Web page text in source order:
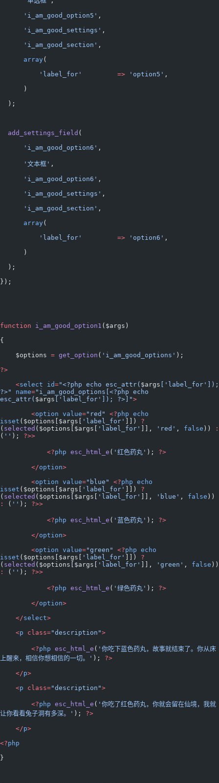
      'i_am_good_option5'
,
      'i_am_good_settings'
,
      'i_am_good_section'
,
      array
(
          'label_for'
         =>
'option5' ,
      )
  );
  add_settings_field
(
      'i_am_good_option6'
,
      '文本框'
,
      'i_am_good_option6'
,
      'i_am_good_settings'
,
      'i_am_good_section'
,
      array
(
          'label_for'
         =>
'option6' ,
      )
  );
});
function i_am_good_option1 ($args)
{
    $options
= get_option ( 'i_am_good_options' );
?>
    <
select id="<?php echo esc_attr( $args ['label_for']);
?>"
name="i_am_good_options[<?php echo
esc_attr( $args ['label_for']); ?>]">
        <
option value="red" <?php echo
isset ($options[$args[ 'label_for' ]]) ?
( selected ($options[$args[ 'label_for' ]], 'red' , false ))
:
( '' ); ?>>
            <?
php esc_html_e ( '红色药丸' ); ?>
        </
option>
        <
option value="blue" <?php echo
isset ($options[$args[ 'label_for' ]]) ?
( selected ($options[$args[ 'label_for' ]], 'blue' , false
:
( '' ); ?>>
            <?
php esc_html_e ( '蓝色药丸' ); ?>
        </
option>
        <
option value="green" <?php echo
isset ($options[$args[ 'label_for' ]]) ?
( selected ($options[$args[ 'label_for' ]], 'green' , false
:
( '' ); ?>>
            <?
php esc_html_e ( '绿色药丸' ); ?>
        </
option>
    </
select>
    <
p class="description">
        <?
php esc_html_e ( '你吃下蓝色药丸，故事就结束了。你从床
上醒来，相信你想相信的一切。' ); ?>
    </
p>
    <
p class="description">
        <?
php esc_html_e ( '你吃了红色药丸，你就会留在仙境，我就
让你看看兔子洞有多深。' ); ?>
    </
p>
<?php
}